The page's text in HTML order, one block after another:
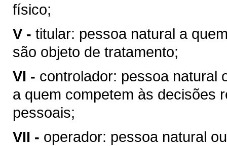
físico;
V - titular: pessoa natural a
são objeto de tratamento;
VI - controlador: pessoa natural
a quem competem às decisões
pessoais;
VII - operador: pessoa natural